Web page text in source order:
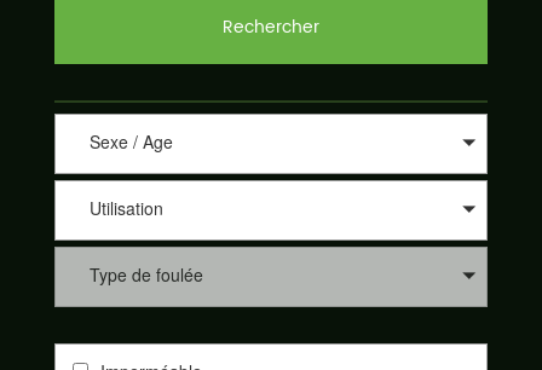
Rechercher
Sexe / Age
Utilisation
Type de foulée